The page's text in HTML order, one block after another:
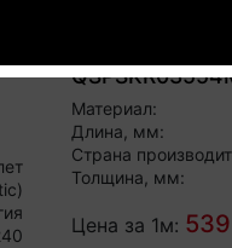
Материал:
Длина, мм:
Страна
Толщина, мм:
Цена за 1м: